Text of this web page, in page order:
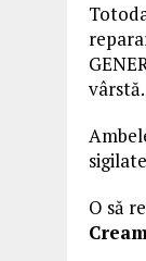
vârstă.
O să